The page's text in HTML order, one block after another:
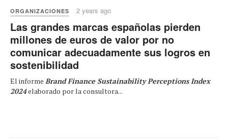
ORGANIZACIONES 2 years ago
Las grandes marcas españolas pierden
millones de euros de valor por no
comunicar adecuadamente sus logros en
sostenibilidad
El informe Brand Finance Sustainability Perceptions Index
2024elaborado por la consultora...